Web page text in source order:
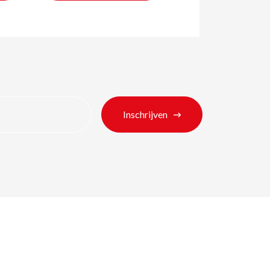
Inschrijven